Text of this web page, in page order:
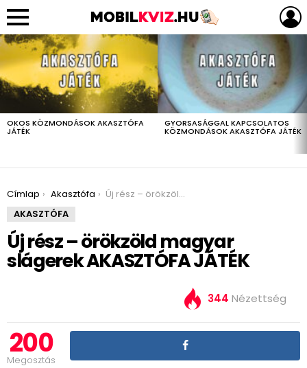
LEGUTÓBBIAK
OKOS KÖZMONDÁSOK AKASZTÓFA
JÁTÉK
GYORSASÁGGAL KAPCSOLATOS
KÖZMONDÁSOK AKASZTÓFA JÁTÉK
You are here:
Címlap Akasztófa
Új rész – örökzöld magyar slágerek AKASZTÓFA JÁTÉK
AKASZTÓFA
Új rész – örökzöld magyar
slágerek AKASZTÓFA JÁTÉK
344 Nézettség
200
Megosztás